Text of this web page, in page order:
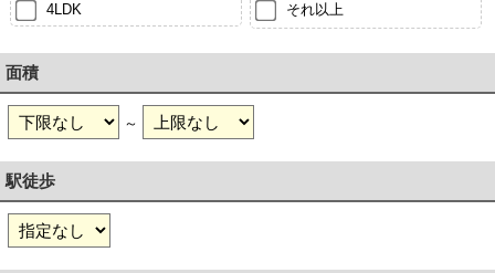
4LDK それ以上
面積
～
駅徒歩